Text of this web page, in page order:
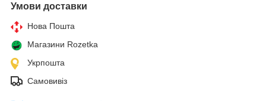
Умови доставки
Нова Пошта
Магазини Rozetka
Укрпошта
Самовивіз